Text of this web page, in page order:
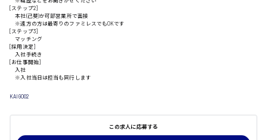
安芸太田町
安芸郡
日給10000円以上
[ステップ2]
本社(己斐)か可部営業所で面接
※遠方の方は最寄りのファミレスでもOKです
[ステップ3]
マッチング
[採用決定]
入社手続き
[お仕事開始]
入社
※入社当日は担当も同行します
KAIGO02
この求人に応募する